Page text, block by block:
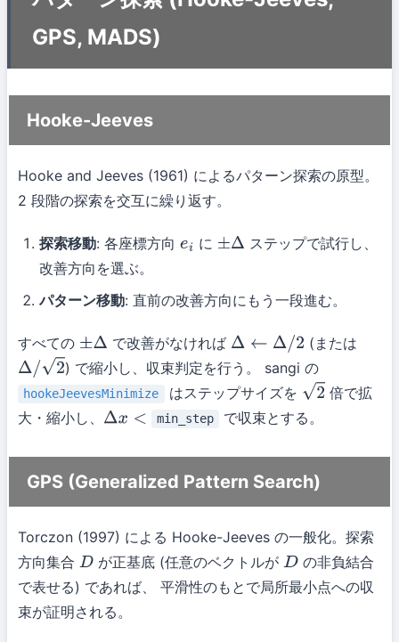
GPS, MADS)
Hooke-Jeeves
Hooke and Jeeves (1961) によるパターン探索の原型。
2 段階の探索を交互に繰り返す。
探索移動: 各座標方向 ei に ±Δ
ステップで試行し、
改善方向を選ぶ。
パターン移動: 直前の改善方向にもう一段進む。
すべての ±Δ で改善がなければ Δ←Δ/ 2
(または
Δ/2 ) で縮小し、収束判定を行う。 sangi の
hookeJeevesMinimize はステップサイズを 2
倍で拡
大・縮小し、 Δx< min_step で収束とする。
GPS (Generalized Pattern Search)
Torczon (1997) による Hooke-Jeeves の一般化。探索
方向集合 D が正基底 (任意のベクトルがD の非負結合
で表せる) であれば、 平滑性のもとで局所最小点への収
束が証明される。